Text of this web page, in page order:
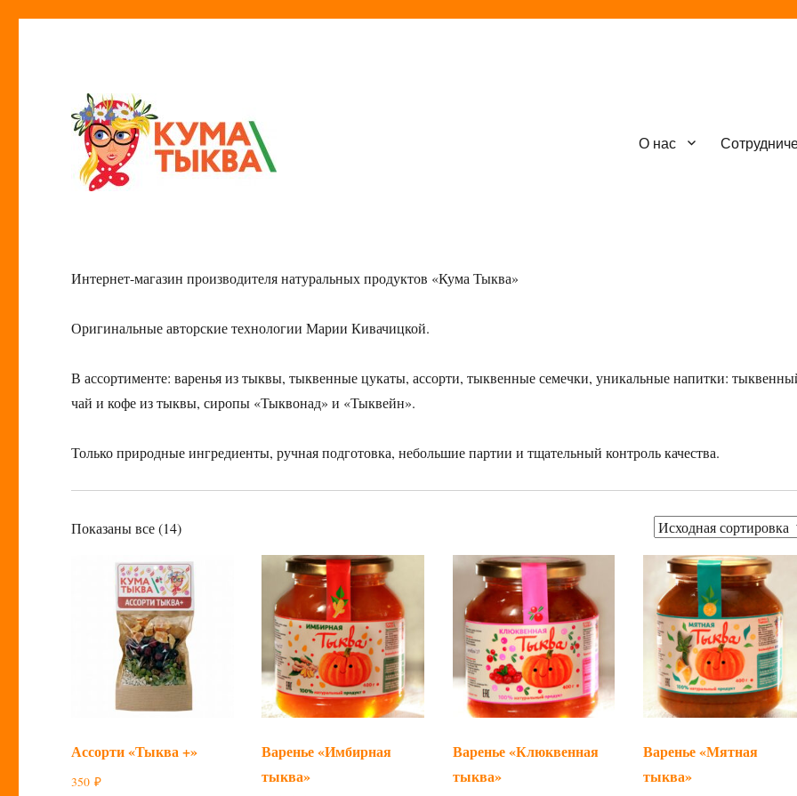
О нас
Интернет-магазин производителя натуральных продуктов «Кума Тыква»
Оригинальные авторские технологии Марии Кивачицкой.
В ассортименте: варенья из тыквы, тыквенные цукаты, ассорти, тыквенные семечки, уникальные напитки:
чай и кофе из тыквы, сиропы «Тыквонад» и «Тыквейн».
Только природные ингредиенты, ручная подготовка, небольшие партии и тщательный контроль качества.
Показаны все (14)
Ассорти «Тыква +»
350₽
Варенье «Имбирная
тыква»
Варенье «Клюквенная
тыква»
Варенье «Мятная
тыква»